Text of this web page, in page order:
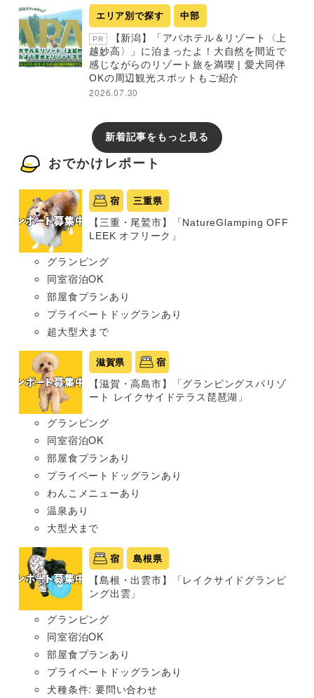
エリア別で探す 中部
PR
【新潟】「アパホテル＆リゾート〈上
越妙高〉」に泊まったよ！大自然を間近で
感じながらのリゾート旅を満喫 | 愛犬同伴
OKの周辺観光スポットもご紹介
2026.07.30
新着記事をもっと見る
おでかけレポート
宿 三重県
【三重・尾鷲市】「NatureGlamping OFF
LEEK オフリーク」
グランピング
同室宿泊OK
部屋食プランあり
プライベートドッグランあり
超大型犬まで
滋賀県 宿
【滋賀・高島市】「グランピングスパリゾ
ート レイクサイドテラス琵琶湖」
グランピング
同室宿泊OK
部屋食プランあり
プライベートドッグランあり
わんこメニューあり
温泉あり
大型犬まで
宿 島根県
【島根・出雲市】「レイクサイドグランピ
ング出雲」
グランピング
同室宿泊OK
部屋食プランあり
プライベートドッグランあり
犬種条件: 要問い合わせ